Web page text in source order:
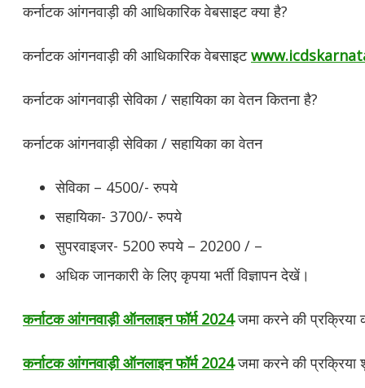
कर्नाटक आंगनवाड़ी की आधिकारिक वेबसाइट क्या है?
कर्नाटक आंगनवाड़ी की आधिकारिक वेबसाइट
कर्नाटक आंगनवाड़ी सेविका / सहायिका का वेतन कितना है?
कर्नाटक आंगनवाड़ी सेविका / सहायिका का वेतन
सेविका – 4500/- रुपये
सहायिका- 3700/- रुपये
सुपरवाइजर- 5200 रुपये – 20200 / –
अधिक जानकारी के लिए कृपया भर्ती विज्ञापन देखें।
कर्नाटक आंगनवाड़ी ऑनलाइन फॉर्म 2024 जमा करने की प्रक्रिया
कर्नाटक आंगनवाड़ी ऑनलाइन फॉर्म 2024जमा करने की प्रक्रिया